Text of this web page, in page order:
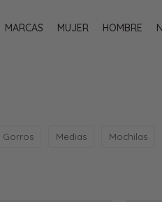
MARCAS MUJER HOMBRE
Gorros Medias Mochilas